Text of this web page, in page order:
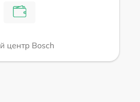
центр Bosch